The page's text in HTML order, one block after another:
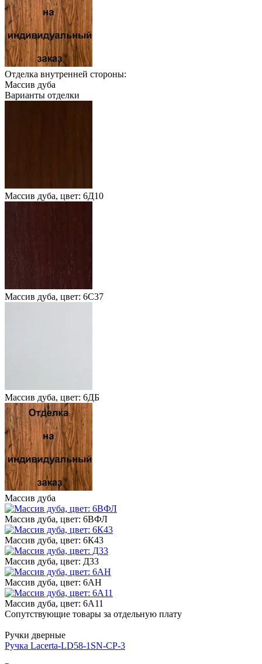
Отделка внутренней стороны:
Массив дуба
Варианты отделки
Массив дуба, цвет: 6Д10
Массив дуба, цвет: 6С37
Массив дуба, цвет: 6ДБ
Массив дуба
Массив дуба, цвет: 6ВФЛ
Массив дуба, цвет: 6К43
Массив дуба, цвет: Д33
Массив дуба, цвет: 6АН
Массив дуба, цвет: 6А11
Сопутствующие товары за отдельную плату
Ручки дверные
Ручка Lacerta-LD58-1SN-CP-3